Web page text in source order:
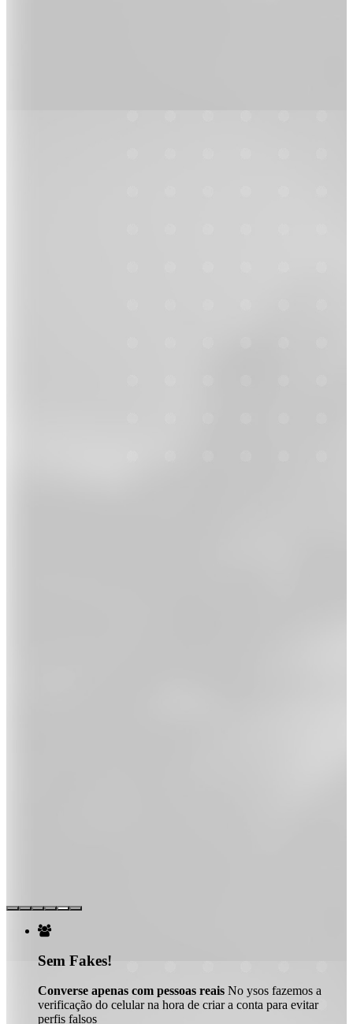

Sem Fakes!
Converse apenas com pessoas reais No ysos fazemos a
verificação do celular na hora de criar a conta para evitar
perfis falsos